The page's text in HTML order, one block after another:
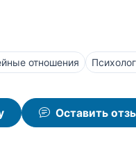
отношения
Оставить